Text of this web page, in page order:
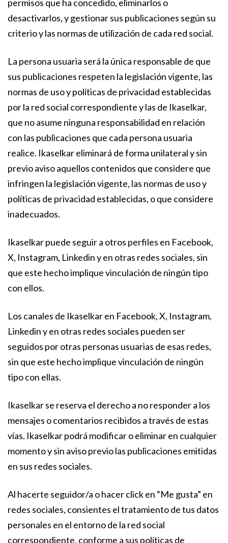
permisos que ha concedido, eliminarlos o
desactivarlos, y gestionar sus publicaciones según su
criterio y las normas de utilización de cada red social.
La persona usuaria será la única responsable de que
sus publicaciones respeten la legislación vigente, las
normas de uso y políticas de privacidad establecidas
por la red social correspondiente y las de Ikaselkar,
que no asume ninguna responsabilidad en relación
con las publicaciones que cada persona usuaria
realice. Ikaselkar eliminará de forma unilateral y sin
previo aviso aquellos contenidos que considere que
infringen la legislación vigente, las normas de uso y
políticas de privacidad establecidas, o que considere
inadecuados.
Ikaselkar puede seguir a otros perfiles en Facebook,
X, Instagram, Linkedin y en otras redes sociales, sin
que este hecho implique vinculación de ningún tipo
con ellos.
Los canales de Ikaselkar en Facebook, X, Instagram,
Linkedin y en otras redes sociales pueden ser
seguidos por otras personas usuarias de esas redes,
sin que este hecho implique vinculación de ningún
tipo con ellas.
Ikaselkar se reserva el derecho a no responder a los
mensajes o comentarios recibidos a través de estas
vías. Ikaselkar podrá modificar o eliminar en cualquier
momento y sin aviso previo las publicaciones emitidas
en sus redes sociales.
Al hacerte seguidor/a o hacer click en “Me gusta” en
redes sociales, consientes el tratamiento de tus datos
personales en el entorno de la red social
correspondiente, conforme a sus políticas de